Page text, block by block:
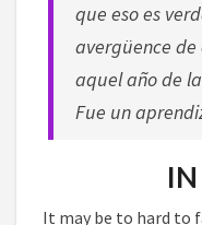
que eso es
avergüence de
aquel año de
Fue un
It may be to hard to